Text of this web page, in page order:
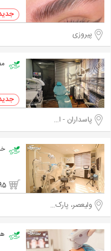
پیروزی
پاسداران - اختیاریه جنوبی
ولیعصر، پارک ساعی